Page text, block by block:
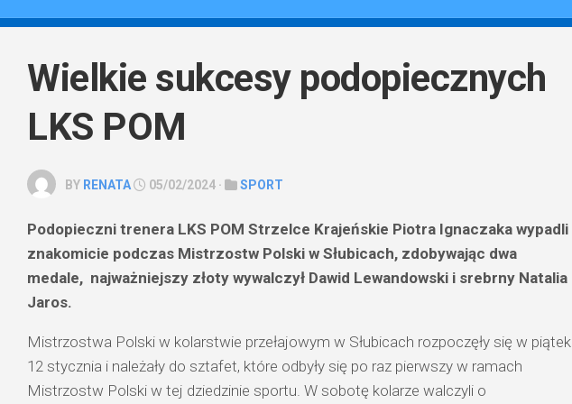
2020)
Wielkie sukcesy podopiecznych
LKS POM
BY RENATA 05/02/2024 · SPORT
Podopieczni trenera LKS POM Strzelce Krajeńskie Piotra Ignaczaka wypadli
znakomicie podczas Mistrzostw Polski w Słubicach, zdobywając dwa
medale, najważniejszy złoty wywalczył Dawid Lewandowski i srebrny Natalia
Jaros.
Mistrzostwa Polski w kolarstwie przełajowym w Słubicach rozpoczęły się w piątek
12 stycznia i należały do sztafet, które odbyły się po raz pierwszy w ramach
Mistrzostw Polski w tej dziedzinie sportu. W sobotę kolarze walczyli o